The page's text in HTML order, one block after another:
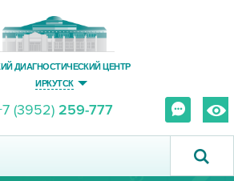
ДИАГНОСТИЧЕСКИЙ ЦЕНТР
ИРКУТСК
(3952) 259-777